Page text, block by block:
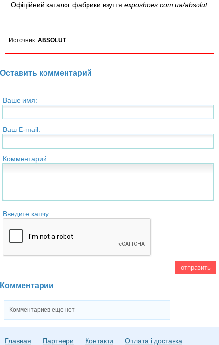
Офіційний каталог фабрики взуття exposhoes.com.ua/absolut
Источник: ABSOLUT
Оставить комментарий
Ваше имя:
Ваш E-mail:
Комментарий:
Введите капчу:
Комментарии
Комментариев еще нет
Главная Партнери Контакти Оплата і доставка